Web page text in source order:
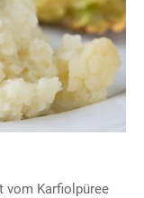
vom Karfiolpüree